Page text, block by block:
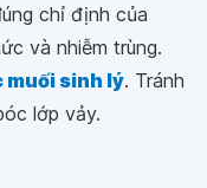
chỉ định của
và nhiễm trùng.
muối sinh lý. Tránh
lớp vảy.